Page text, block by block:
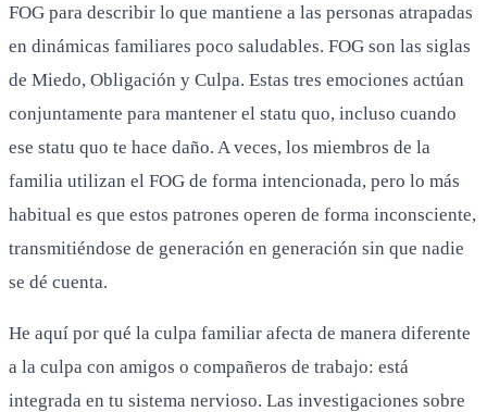
FOG para describir lo que mantiene a las personas atrapadas
en dinámicas familiares poco saludables. FOG son las siglas
de Miedo, Obligación y Culpa. Estas tres emociones actúan
conjuntamente para mantener el statu quo, incluso cuando
ese statu quo te hace daño. A veces, los miembros de la
familia utilizan el FOG de forma intencionada, pero lo más
habitual es que estos patrones operen de forma inconsciente,
transmitiéndose de generación en generación sin que nadie
se dé cuenta.
He aquí por qué la culpa familiar afecta de manera diferente
a la culpa con amigos o compañeros de trabajo: está
integrada en tu sistema nervioso. Las investigaciones sobre